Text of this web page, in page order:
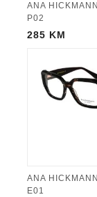
ANA
P02
285 KM
ANA
E01